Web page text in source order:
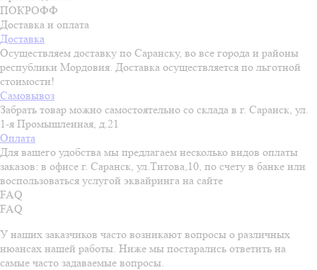
ПОКРОФФ
Доставка и оплата
Доставка
Осуществляем доставку по Саранску, во все города и районы
республики Мордовия. Доставка осуществляется по льготной
стоимости!
Самовывоз
Забрать товар можно самостоятельно со склада в г. Саранск, ул.
1-я Промышленная, д.21
Оплата
Для вашего удобства мы предлагаем несколько видов оплаты
заказов: в офисе г. Саранск, ул.Титова,10, по счету в банке или
воспользоваться услугой эквайринга на сайте
FAQ
FAQ
У наших заказчиков часто возникают вопросы о различных
нюансах нашей работы. Ниже мы постарались ответить на
самые часто задаваемые вопросы.